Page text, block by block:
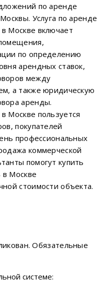
по аренде
Услуга по аренде
Москве включает
по определению
арендных ставок,
между
а также юридическую
аренды.
Москве пользуется
покупателей
профессиональных
коммерческой
помогут купить
Москве
стоимости объекта.
Обязательные
системе: